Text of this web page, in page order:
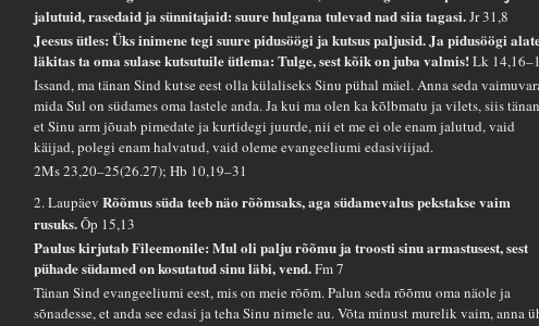
jalutuid, rasedaid ja sünnitajaid: suure hulgana tulevad nad siia tagasi.Jr 31,8
Jeesus ütles: Üks inimene tegi suure pidusöögi ja kutsus paljusid. Ja pidusöögi
läkitas ta oma sulase kutsutuile ütlema: Tulge, sest kõik on juba valmis!Lk
Issand, ma tänan Sind kutse eest olla külaliseks Sinu pühal mäel. Anna seda
mida Sul on südames oma lastele anda. Ja kui ma olen ka kõlbmatu ja vilets, siis
et Sinu arm jõuab pimedate ja kurtidegi juurde, nii et me ei ole enam jalutud, vaid
käijad, polegi enam halvatud, vaid oleme evangeeliumi edasiviijad.
2Ms 23,20–25(26.27); Hb 10,19–31
2. LaupäevRõõmus süda teeb näo rõõmsaks, aga südamevalus pekstakse vaim
rusuks.Õp 15,13
Paulus kirjutab Fileemonile: Mul oli palju rõõmu ja troosti sinu armastusest, sest
pühade südamed on kosutatud sinu läbi, vend.Fm 7
Tänan Sind evangeeliumi eest, mis on meie rõõm. Palun seda rõõmu oma näole ja
sõnadesse, et anda see edasi ja teha Sinu nimele au. Võta minust murelik vaim, anna